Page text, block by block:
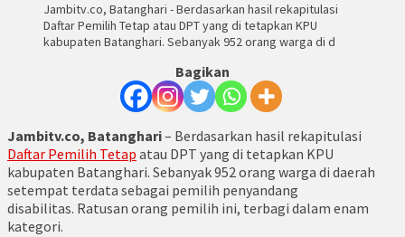
Jambitv.co, Batanghari - Berdasarkan hasil rekapitulasi
Daftar Pemilih Tetap atau DPT yang di tetapkan KPU
kabupaten Batanghari. Sebanyak 952 orang warga di d
Bagikan
Jambitv.co, Batanghari– Berdasarkan hasil rekapitulasi
Daftar Pemilih Tetap atau DPT yang di tetapkan KPU
kabupaten Batanghari. Sebanyak 952 orang warga di daerah
setempat terdata sebagai pemilih penyandang
disabilitas. Ratusan orang pemilih ini, terbagi dalam enam
kategori.